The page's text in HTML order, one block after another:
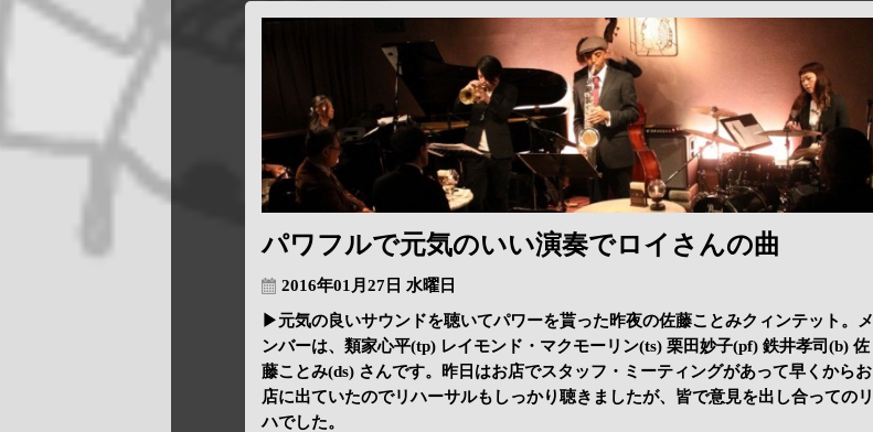
パワフルで元気のいい演奏でロイさんの曲
2016年01月27日 水曜日
▶元気の良いサウンドを聴いてパワーを貰った昨夜の佐藤ことみクィンテット。メ
ンバーは、類家心平(tp) レイモンド・マクモーリン(ts) 栗田妙子(pf) 鉄井孝司(b) 佐
藤ことみ(ds) さんです。昨日はお店でスタッフ・ミーティングがあって早くからお
店に出ていたのでリハーサルもしっかり聴きましたが、皆で意見を出し合ってのリ
ハでした。